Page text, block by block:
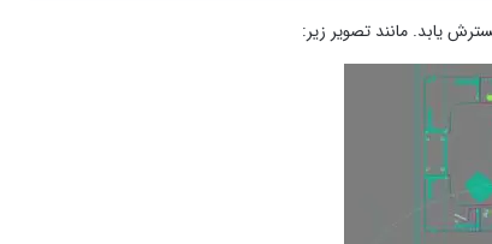
یابد. مانند تصویر زیر: